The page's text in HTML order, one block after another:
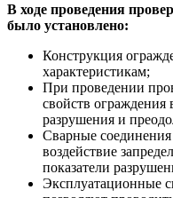
В ходе проведения
было установлено:
Конструкция
характеристикам;
При проведении
свойств ограждения
разрушения и
Сварные
воздействие
показатели
Эксплуатационные